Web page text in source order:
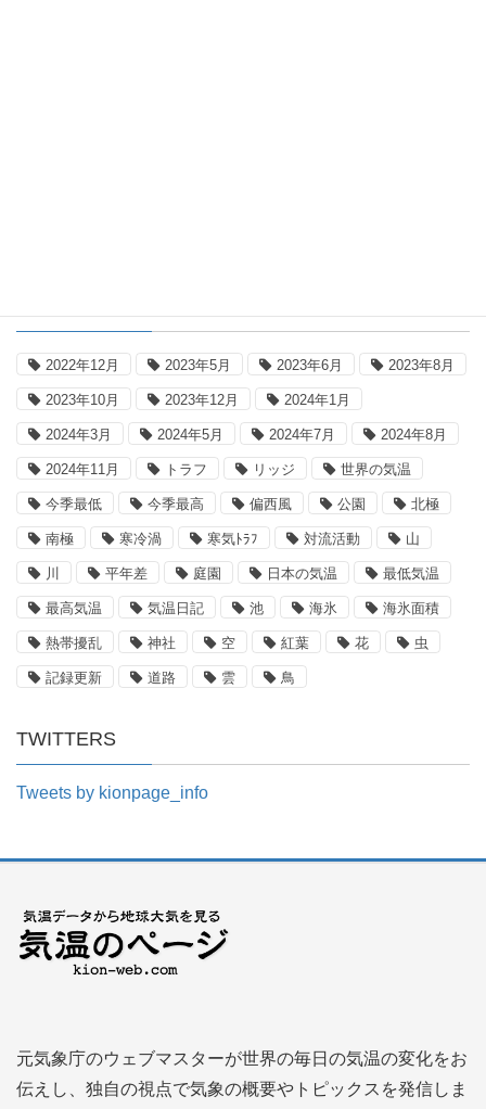
2022年12月 2023年5月 2023年6月 2023年8月
2023年10月 2023年12月 2024年1月
2024年3月 2024年5月 2024年7月 2024年8月
2024年11月 トラフ リッジ 世界の気温
今季最低 今季最高 偏西風 公園 北極
南極 寒冷渦 寒気ﾄﾗﾌ 対流活動 山
川 平年差 庭園 日本の気温 最低気温
最高気温 気温日記 池 海氷 海氷面積
熱帯擾乱 神社 空 紅葉 花 虫
記録更新 道路 雲 鳥
TWITTERS
Tweets by kionpage_info
元気象庁のウェブマスターが世界の毎日の気温の変化をお
伝えし、独自の視点で気象の概要やトピックスを発信しま